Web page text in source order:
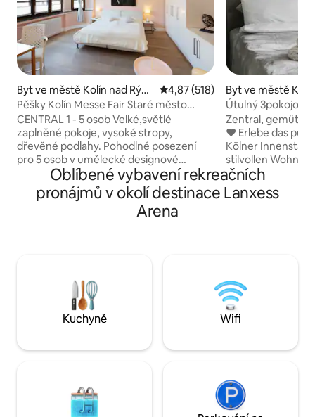
Byt ve městě Kolín nad Rýne
m
Průměrné hodnocení 4,87 z 5,
4,87 (518)
Pěšky Kolín Messe Fair Staré město
Centrum Lanxess
CENTRAL 1 - 5 osob Velké,světlé
zaplněné pokoje, vysoké stropy,
dřevěné podlahy. Pohodlné posezení
pro 5 osob v umělecké designové
kuchyni. Nová koupelna s mod
spotřebiče,čisté prádlo/ručníky. Skvělé
postele, noční závěsy,širokoúhlá
televize+ rychlé WiFi Skvělé
a odpoví na všechny tvé otázky, aby byl
tvůj pobyt nezapomenutelný !🌈💕💥🤒
Byt ve městě
em
Útulný 3pokojový
lokalitě + balkon
Zentral,
❤️ Erlebe das pulsierende Leben der
Kölner
stilvollen
wunderschöne
modernen
Lage und flexible
✅ Smart-TV ✅ NESPRESSO Kaffee ✅
Oblíbené vybavení rekreačních
pronájmů v okolí destinace Lanxess
Arena
Kuchyně Wifi